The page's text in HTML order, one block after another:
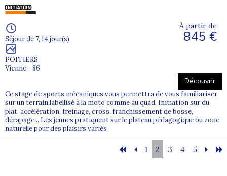
Séjour de 7, 14 jour(s)
POITIERS
Vienne - 86
À partir de
845 €
Découvrir
Ce stage de sports mécaniques vous permettra de vous familiariser
sur un terrain labellisé à la moto comme au quad. Initiation sur du
plat, accélération, freinage, cross, franchissement de bosse,
dérapage... Les jeunes pratiquent sur le plateau pédagogique ou zone
naturelle pour des plaisirs variés
1 2 3 4 5